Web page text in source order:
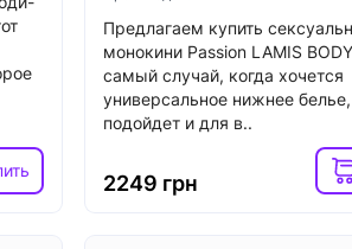
Топ
Предлагаем купить
монокини Passion LAMIS
самый случай, когда хочется
универсальное нижнее
подойдет и для в..
2249 грн